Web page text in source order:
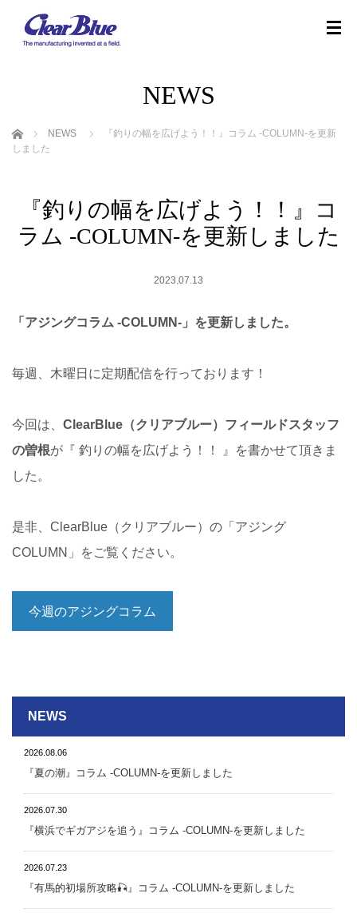
NEWS
ホーム NEWS
『釣りの幅を広げよう！！』 コラム -COLUMN-を更新
しました
『釣りの幅を広げよう！！』 コ
ラム -COLUMN-を更新しました
2023.07.13
「アジングコラム -COLUMN-」を更新しました。
毎週、木曜日に定期配信を行っております！
今回は、 ClearBlue（クリアブルー）フィールドスタッフ
の曽根が『 釣りの幅を広げよう！！ 』を書かせて頂きま
した。
是非、ClearBlue（クリアブルー）の「アジング
COLUMN」をご覧ください。
今週のアジングコラム
NEWS
2026.08.06
『夏の潮』 コラム -COLUMN-を更新しました
2026.07.30
『横浜でギガアジを追う』 コラム -COLUMN-を更新しました
2026.07.23
『有馬的初場所攻略🎣』 コラム -COLUMN-を更新しました